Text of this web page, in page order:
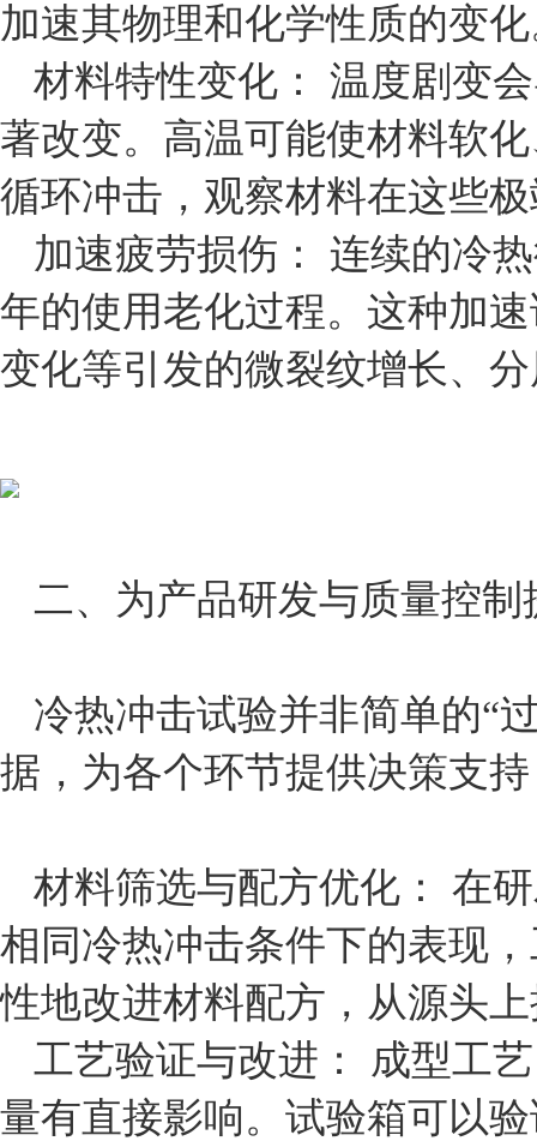
加速其物理和化学性质的变
材料特性变化： 温度剧变
著改变。高温可能使材料软
循环冲击，观察材料在这些
加速疲劳损伤： 连续的冷
年的使用老化过程。这种加
变化等引发的微裂纹增长、
二、为产品研发与质量控制
冷热冲击试验并非简单的“
据，为各个环节提供决策支
材料筛选与配方优化： 在
相同冷热冲击条件下的表现
性地改进材料配方，从源头
工艺验证与改进： 成型工
量有直接影响。试验箱可以